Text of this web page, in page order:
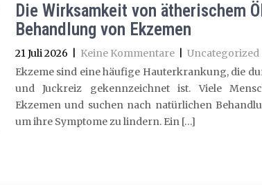
Die Wirksamkeit von ätherischem
Behandlung von Ekzemen
21 Juli 2026 Keine Kommentare
Uncategorized
Ekzeme sind eine häufige Hauterkrankung, die
und Juckreiz gekennzeichnet ist. Viele
Ekzemen und suchen nach natürlichen
um ihre Symptome zu lindern. Ein […]